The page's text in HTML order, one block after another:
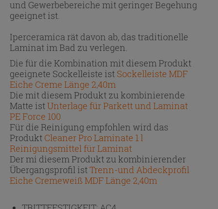
und Gewerbebereiche mit geringer Begehung
geeignet ist.
Iperceramica rät davon ab, das traditionelle
Laminat im Bad zu verlegen.
Die für die Kombination mit diesem Produkt
geeignete Sockelleiste ist Sockelleiste MDF
Eiche Creme Länge 2,40m
Die mit diesem Produkt zu kombinierende
Matte istUnterlage für Parkett und Laminat
PE Force 100
Für die Reinigung empfohlen wird das
Produkt Cleaner Pro Laminate 1 l
Reinigungsmittel für Laminat
Der mi diesem Produkt zu kombinierender
Übergangsprofil istTrenn-und Abdeckprofil
Eiche Cremeweiß MDF Länge 2,40m